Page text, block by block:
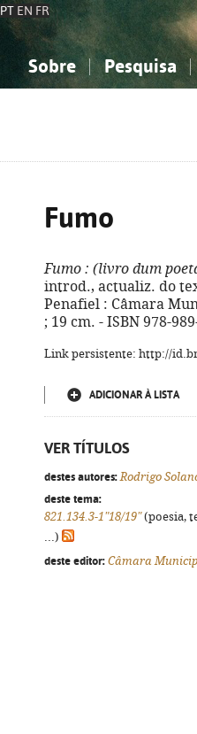
PT EN FR
Sobre Pesquisa
Fumo
Fumo : (livro dum
introd., actualiz. do
Penafiel : Câmara
; 19 cm. - ISBN 978-
Link persistente: http://
ADICIONAR À LISTA
VER TÍTULOS
destes autores: Rodrigo
deste tema:
821.134.3-1"18/19"(poesia,
...)
deste editor: Câmara